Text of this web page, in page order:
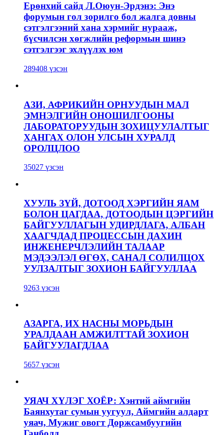
Ерөнхий сайд Л.Оюун-Эрдэнэ: Энэ
форумын гол зорилго бол жалга довны
сэтгэлгээний хана хэрмийг нурааж,
бүсчилсэн хөгжлийн реформын шинэ
сэтгэлгээг эхлүүлэх юм
289408 үзсэн
АЗИ, АФРИКИЙН ОРНУУДЫН МАЛ
ЭМНЭЛГИЙН ОНОШИЛГООНЫ
ЛАБОРАТОРУУДЫН ЗОХИЦУУЛАЛТЫГ
ХАНГАХ ОЛОН УЛСЫН ХУРАЛД
ОРОЛЦЛОО
35027 үзсэн
ХУУЛЬ ЗҮЙ, ДОТООД ХЭРГИЙН ЯАМ
БОЛОН ЦАГДАА, ДОТООДЫН ЦЭРГИЙН
БАЙГУУЛЛАГЫН УДИРДЛАГА, АЛБАН
ХААГЧДАД ПРОЦЕССЫН ДАХИН
ИНЖЕНЕРЧЛЭЛИЙН ТАЛААР
МЭДЭЭЛЭЛ ӨГӨХ, САНАЛ СОЛИЛЦОХ
УУЛЗАЛТЫГ ЗОХИОН БАЙГУУЛЛАА
9263 үзсэн
АЗАРГА, ИХ НАСНЫ МОРЬДЫН
УРАЛДААН АМЖИЛТТАЙ ЗОХИОН
БАЙГУУЛАГДЛАА
5657 үзсэн
УЯАЧ ХҮЛЭГ ХОЁР: Хэнтий аймгийн
Баянхутаг сумын уугуул, Аймгийн алдарт
уяач, Мужиг овогт Доржсамбуугийн